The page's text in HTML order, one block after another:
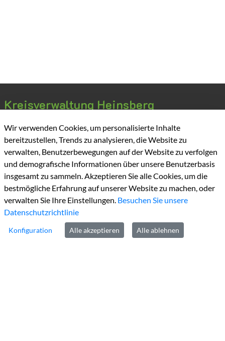
Kreisverwaltung Heinsberg
Valkenburger Straße45
D-52525Heinsberg
Kontakt
Wir verwenden Cookies, um personalisierte Inhalte
bereitzustellen, Trends zu analysieren, die Website zu
verwalten, Benutzerbewegungen auf der Website zu verfolgen
und demografische Informationen über unsere Benutzerbasis
insgesamt zu sammeln. Akzeptieren Sie alle Cookies, um die
bestmögliche Erfahrung auf unserer Website zu machen, oder
verwalten Sie Ihre Einstellungen. Besuchen Sie unsere
Datenschutzrichtlinie
Konfiguration Alle akzeptieren Alle ablehnen